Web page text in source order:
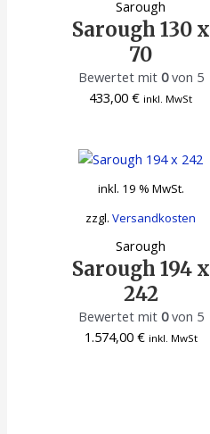
Sarough
Sarough 130 x
70
Bewertet mit 0von 5
433,00€ inkl. MwSt
inkl. 19 % MwSt.
zzgl.Versandkosten
Sarough
Sarough 194 x
242
Bewertet mit 0von 5
1.574,00 € inkl. MwSt